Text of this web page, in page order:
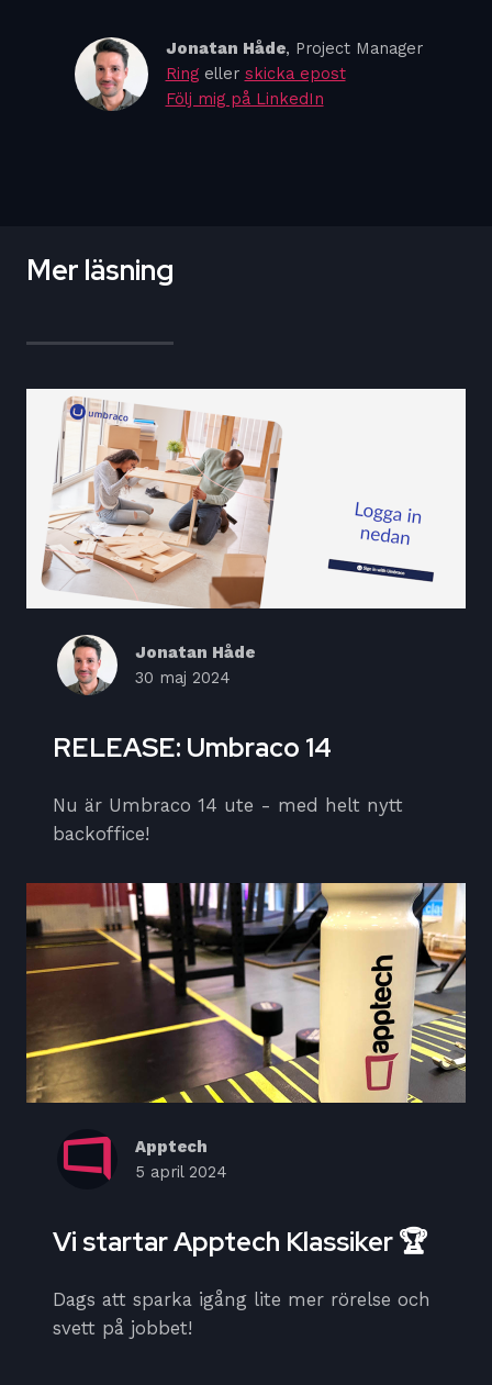
Jonatan Håde, Project Manager
Ringeller skicka epost
Följ mig på LinkedIn
Mer läsning
Jonatan Håde
30 maj 2024
RELEASE: Umbraco 14
Nu är Umbraco 14 ute - med helt nytt
backoffice!
Apptech
5 april 2024
Vi startar Apptech Klassiker 🏆
Dags att sparka igång lite mer rörelse och
svett på jobbet!